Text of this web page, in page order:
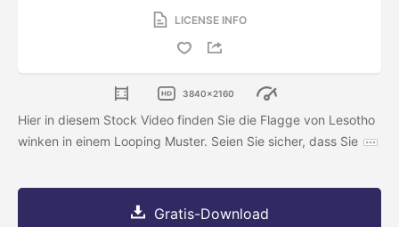
LICENSE INFO
3840x2160
Hier in diesem Stock Video finden Sie die Flagge von Lesotho
winken in einem Looping Muster. Seien Sie sicher, dass Sie
Gratis-Download